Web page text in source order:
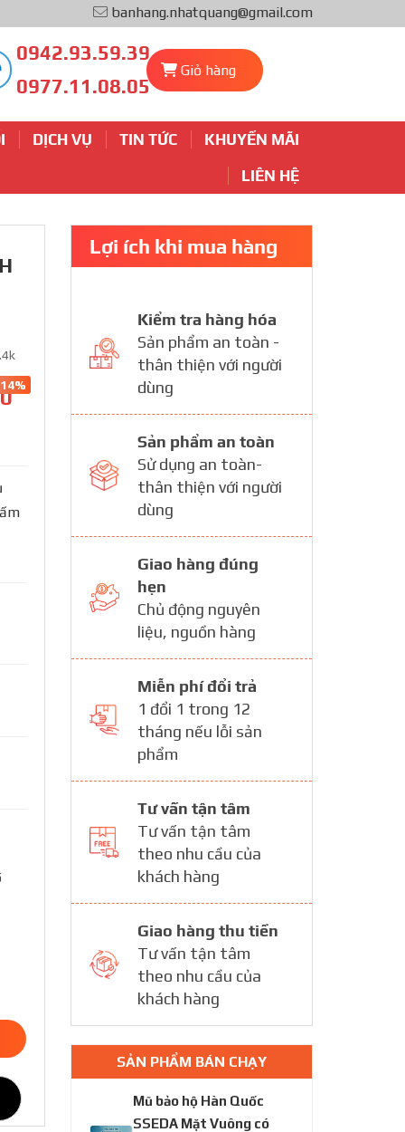
banhang.nhatquang@gmail.com
0942.93.59.39
0977.11.08.05
Giỏ hàng
DỊCH VỤ TIN TỨC
KHUYẾN MÃI
LIÊN HỆ
Lợi ích khi mua hàng
Kiểm tra hàng hóa
Sản phẩm an toàn -
thân thiện với người
dùng
Sản phẩm an toàn
Sử dụng an toàn-
thân thiện với người
dùng
Giao hàng đúng
hẹn
Chủ động nguyên
liệu, nguồn hàng
Miễn phí đổi trả
1 đổi 1 trong 12
tháng nếu lỗi sản
phẩm
Tư vấn tận tâm
Tư vấn tận tâm
theo nhu cầu của
khách hàng
Giao hàng thu tiền
Tư vấn tận tâm
theo nhu cầu của
khách hàng
SẢN PHẨM BÁN CHẠY
Mũ bảo hộ Hàn Quốc
SSEDA Mặt Vuông có